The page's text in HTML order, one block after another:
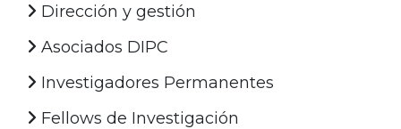
Dirección y gestión
Asociados DIPC
Investigadores Permanentes
Fellows de Investigación